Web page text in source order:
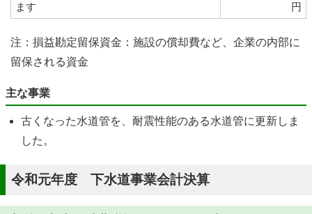
ます
円
注：損益勘定留保資金：施設の償却費など、企業の内部に
留保される資金
主な事業
古くなった水道管を、耐震性能のある水道管に更新しま
した。
令和元年度 下水道事業会計決算